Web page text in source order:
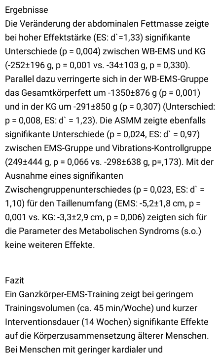
Ergebnisse
Die Veränderung der abdominalen Fettmasse zeigte
bei hoher Effektstärke (ES: d`=1,33) signifikante
Unterschiede (p = 0,004) zwischen WB-EMS und KG
(-252±196 g, p = 0,001 vs. -34±103 g, p = 0,330).
Parallel dazu verringerte sich in der WB-EMS-Gruppe
das Gesamtkörperfett um -1350±876 g (p = 0,001)
und in der KG um -291±850 g (p = 0,307) (Unterschied:
p = 0,008, ES: d` = 1,23). Die ASMM zeigte ebenfalls
signifikante Unterschiede (p = 0,024, ES: d` = 0,97)
zwischen EMS-Gruppe und Vibrations-Kontrollgruppe
(249±444 g, p = 0,066 vs. -298±638 g, p=,173). Mit der
Ausnahme eines signifikanten
Zwischengruppenunterschiedes (p = 0,023, ES: d` =
1,10) für den Taillenumfang (EMS: -5,2±1,8 cm, p =
0,001 vs. KG: -3,3±2,9 cm, p = 0,006) zeigten sich für
die Parameter des Metabolischen Syndroms (s.o.)
keine weiteren Effekte.
Fazit
Ein Ganzkörper-EMS-Training zeigt bei geringem
Trainingsvolumen (ca. 45 min/Woche) und kurzer
Interventionsdauer (14 Wochen) signifikante Effekte
auf die Körperzusammensetzung älterer Menschen.
Bei Menschen mit geringer kardialer und